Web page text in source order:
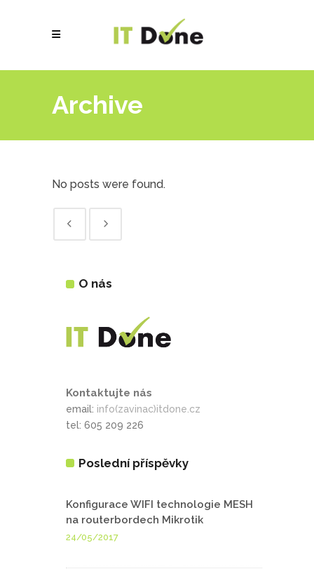
Archive
No posts were found.
O nás
Kontaktujte nás
email: info(zavinac)itdone.cz
tel: 605 209 226
Poslední příspěvky
Konfigurace WIFI technologie MESH
na routerbordech Mikrotik
24/05/2017